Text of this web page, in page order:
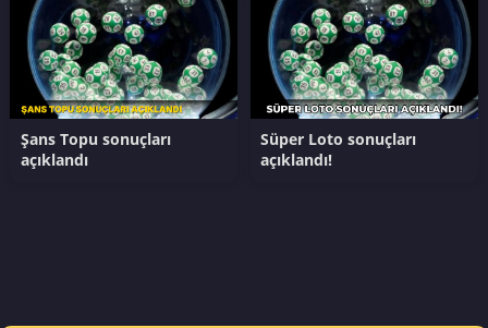
Şans Topu sonuçları
açıklandı
Süper Loto sonuçları
açıklandı!